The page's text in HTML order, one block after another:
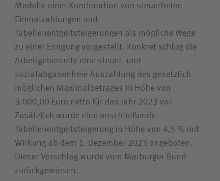
Modelle einer Kombination von steuerfreien
Einmalzahlungen und
Tabellenentgeltsteigerungen als mögliche Wege
zu einer Einigung vorgestellt. Konkret schlug die
Arbeitgeberseite eine steuer- und
sozialabgabenfreie Auszahlung des gesetzlich
möglichen Maximalbetrages in Höhe von
3.000,00 Euro netto für das Jahr 2023 vor.
Zusätzlich wurde eine anschließende
Tabellenentgeltsteigerung in Höhe von 4,5 % mit
Wirkung ab dem 1. Dezember 2023 angeboten.
Dieser Vorschlag wurde vom Marburger Bund
zurückgewiesen.